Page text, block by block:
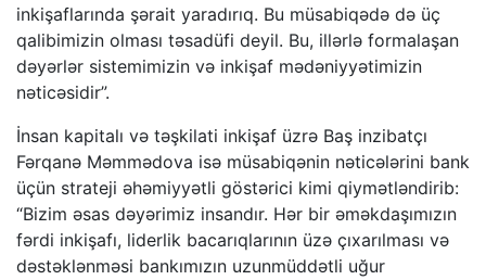
inkişaflarında şərait yaradırıq. Bu müsabiqədə də üç
qalibimizin olması təsadüfi deyil. Bu, illərlə formalaşan
dəyərlər sistemimizin və inkişaf mədəniyyətimizin
nəticəsidir”.
İnsan kapitalı və təşkilati inkişaf üzrə Baş inzibatçı
Fərqanə Məmmədova isə müsabiqənin nəticələrini bank
üçün strateji əhəmiyyətli göstərici kimi qiymətləndirib:
“Bizim əsas dəyərimiz insandır. Hər bir əməkdaşımızın
fərdi inkişafı, liderlik bacarıqlarının üzə çıxarılması və
dəstəklənməsi bankımızın uzunmüddətli uğur